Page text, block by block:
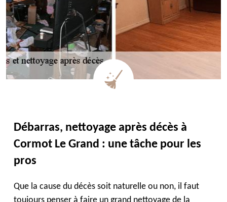
Débarras, nettoyage après décès à
Cormot Le Grand : une tâche pour les
pros
Que la cause du décès soit naturelle ou non, il faut